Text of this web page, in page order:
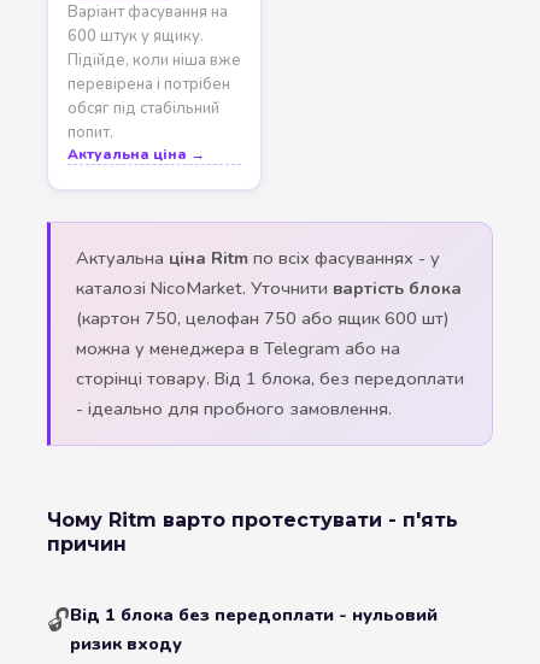
Варіант фасування на
600 штук у ящику.
Підійде, коли ніша вже
перевірена і потрібен
обсяг під стабільний
попит.
Актуальна ціна →
Актуальна ціна Ritm по всіх фасуваннях - у
каталозі NicoMarket. Уточнити вартість блока
(картон 750, целофан 750 або ящик 600 шт)
можна у менеджера в Telegram або на
сторінці товару. Від 1 блока, без передоплати
- ідеально для пробного замовлення.
Чому Ritm варто протестувати - п'ять
причин
🔓Від 1 блока без передоплати - нульовий
ризик входу